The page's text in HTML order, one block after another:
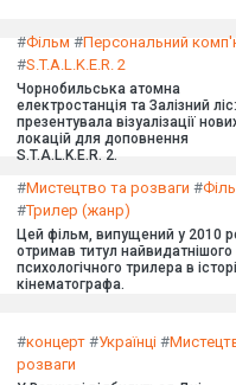
#Фільм #Персональний
#S.T.A.L.K.E.R. 2
Чорнобильська атомна
електростанція та Залізний
презентувала візуалізації
локацій для доповнення
S.T.A.L.K.E.R. 2.
#Мистецтво та розваги #
#Трилер (жанр)
Цей фільм, випущений у 2010
отримав титул найвидатнішого
психологічного трилера в
кінематографа.
#концерт #Українці #
розваги